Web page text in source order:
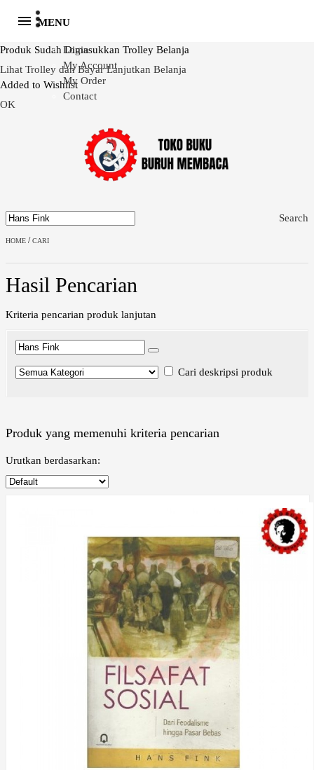
Produk Sudah Dimasukkan Trolley Belanja
Lihat Trolley dan Bayar Lanjutkan Belanja
Added to Wishlist
OK
MENU
Login
My Account
My Order
Contact
Search
HOME /CARI
Hasil Pencarian
Kriteria pencarian produk lanjutan
Cari deskripsi produk
Produk yang memenuhi kriteria pencarian
Urutkan berdasarkan: